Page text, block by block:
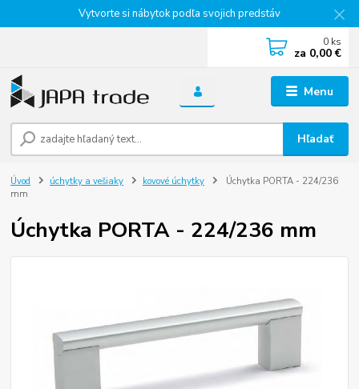
Vytvorte si nábytok podľa svojich predstáv
Menu
Hľadať
0 ks
za 0,00 €
Úvod úchytky a vešiaky kovové úchytky
Úchytka PORTA - 224/236
mm
Úchytka PORTA - 224/236 mm